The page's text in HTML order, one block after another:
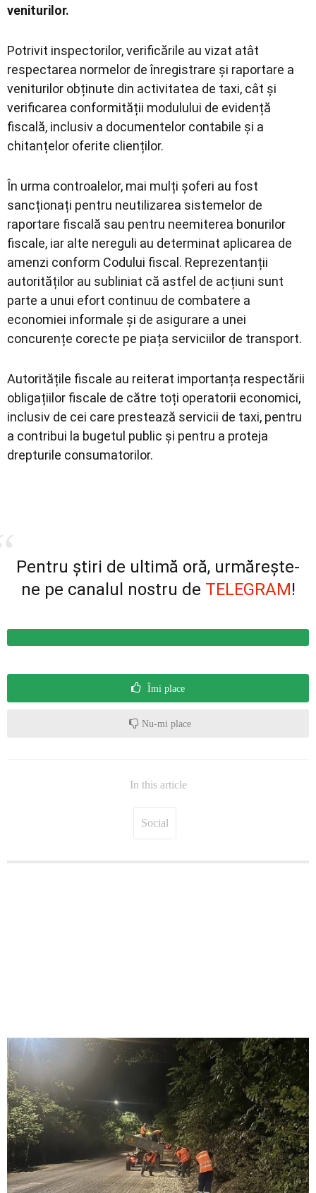
veniturilor.
Potrivit inspectorilor, verificările au vizat atât
respectarea normelor de înregistrare și raportare a
veniturilor obținute din activitatea de taxi, cât și
verificarea conformității modulului de evidență
fiscală, inclusiv a documentelor contabile și a
chitanțelor oferite clienților.
În urma controalelor, mai mulți șoferi au fost
sancționați pentru neutilizarea sistemelor de
raportare fiscală sau pentru neemiterea bonurilor
fiscale, iar alte nereguli au determinat aplicarea de
amenzi conform Codului fiscal. Reprezentanții
autorităților au subliniat că astfel de acțiuni sunt
parte a unui efort continuu de combatere a
economiei informale și de asigurare a unei
concurențe corecte pe piața serviciilor de transport.
Autoritățile fiscale au reiterat importanța respectării
obligațiilor fiscale de către toți operatorii economici,
inclusiv de cei care prestează servicii de taxi, pentru
a contribui la bugetul public și pentru a proteja
drepturile consumatorilor.
Pentru știri de ultimă oră, urmărește-
ne pe canalul nostru de TELEGRAM!
Îmi place
Nu-mi place
In this article
Social